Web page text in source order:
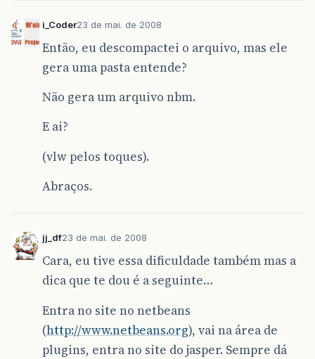
i_Coder23 de mai. de 2008
Então, eu descompactei o arquivo, mas ele
gera uma pasta entende?
Não gera um arquivo nbm.
E ai?
(vlw pelos toques).
Abraços.
jj_df23 de mai. de 2008
Cara, eu tive essa dificuldade também mas a
dica que te dou é a seguinte…
Entra no site no netbeans
(http://www.netbeans.org), vai na área de
plugins, entra no site do jasper. Sempre dá